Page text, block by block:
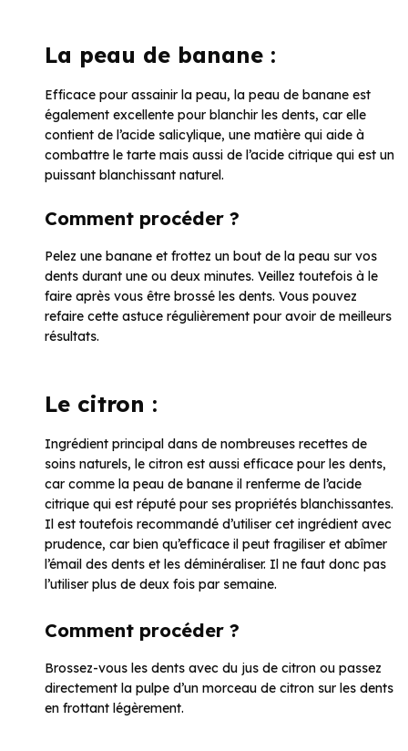
La peau de banane :
Efficace pour assainir la peau, la peau de banane est
également excellente pour blanchir les dents, car elle
contient de l’acide salicylique, une matière qui aide à
combattre le tarte mais aussi de l’acide citrique qui est un
puissant blanchissant naturel.
Comment procéder ?
Pelez une banane et frottez un bout de la peau sur vos
dents durant une ou deux minutes. Veillez toutefois à le
faire après vous être brossé les dents. Vous pouvez
refaire cette astuce régulièrement pour avoir de meilleurs
résultats.
Le citron :
Ingrédient principal dans de nombreuses recettes de
soins naturels, le citron est aussi efficace pour les dents,
car comme la peau de banane il renferme de l’acide
citrique qui est réputé pour ses propriétés blanchissantes.
Il est toutefois recommandé d’utiliser cet ingrédient avec
prudence, car bien qu’efficace il peut fragiliser et abîmer
l’émail des dents et les déminéraliser. Il ne faut donc pas
l’utiliser plus de deux fois par semaine.
Comment procéder ?
Brossez-vous les dents avec du jus de citron ou passez
directement la pulpe d’un morceau de citron sur les dents
en frottant légèrement.